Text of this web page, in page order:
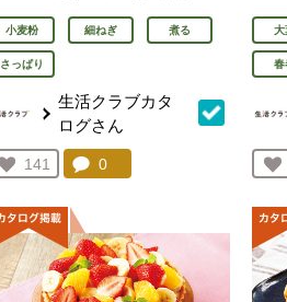
小麦粉 細ねぎ 煮る
さっぱり
生活クラブカタ
ログさん
お気に入り登録：
141
人が登録
コメント：
0
大
春